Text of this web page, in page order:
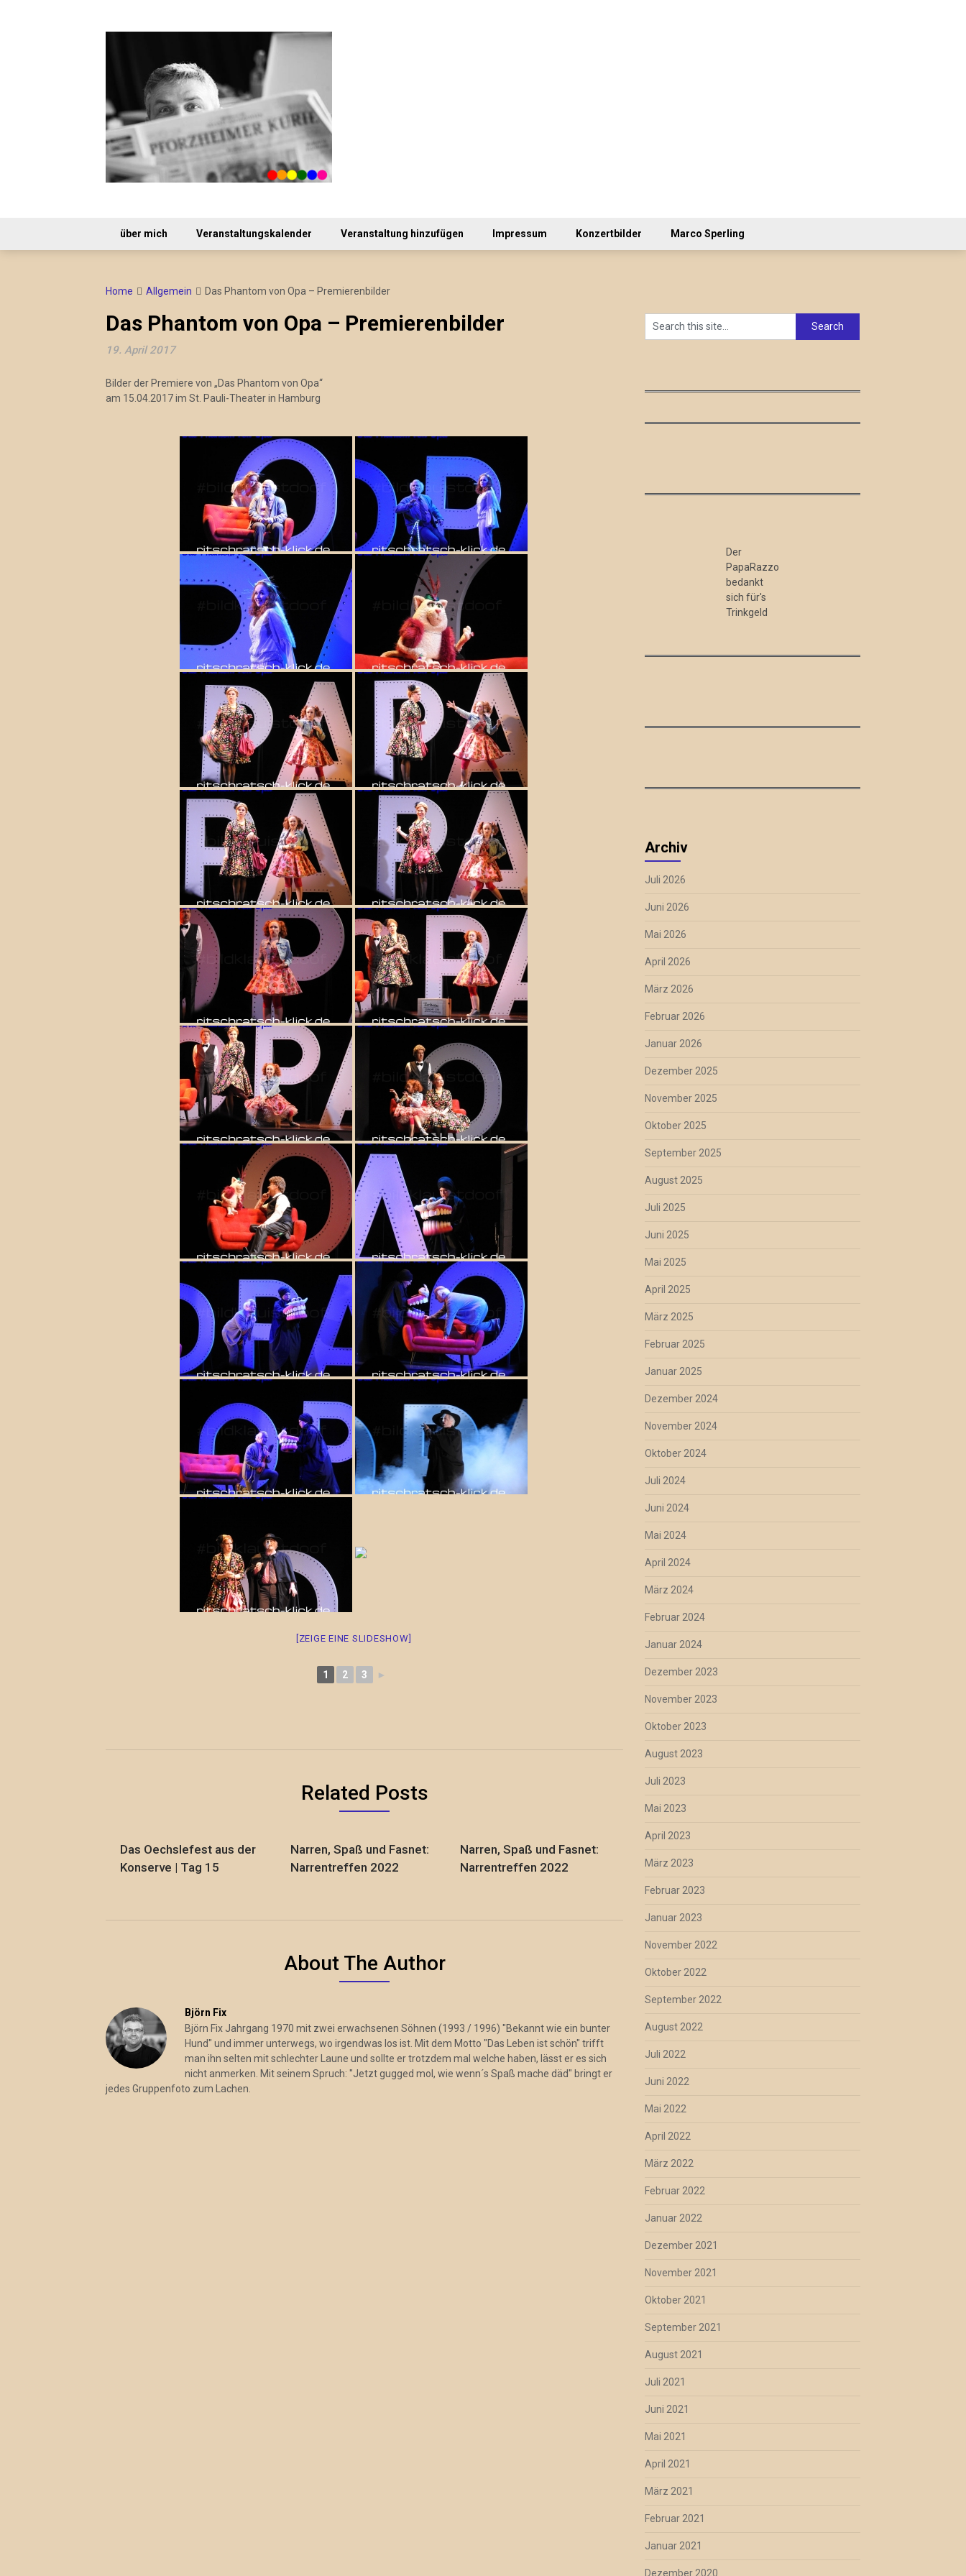
über mich Veranstaltungskalender Veranstaltung hinzufügen Impressum Konzertbilder Marco Sperling
Home Allgemein Das Phantom von Opa – Premierenbilder
Das Phantom von Opa – Premierenbilder
19. April 2017
Bilder der Premiere von „Das Phantom von Opa“
am 15.04.2017 im St. Pauli-Theater in Hamburg
[ZEIGE EINE SLIDESHOW]
1 2 3 ►
Related Posts
Das Oechslefest aus der
Konserve | Tag 15
Narren, Spaß und Fasnet:
Narrentreffen 2022
Narren, Spaß und Fasnet:
Narrentreffen 2022
About The Author
Björn Fix
Björn Fix Jahrgang 1970 mit zwei erwachsenen Söhnen (1993 / 1996) "Bekannt wie ein bunter
Hund" und immer unterwegs, wo irgendwas los ist. Mit dem Motto "Das Leben ist schön" trifft
man ihn selten mit schlechter Laune und sollte er trotzdem mal welche haben, lässt er es sich
nicht anmerken. Mit seinem Spruch: "Jetzt gugged mol, wie wenn´s Spaß mache däd" bringt er
jedes Gruppenfoto zum Lachen.
Der
PapaRazzo
bedankt
sich für's
Trinkgeld
Archiv
Juli 2026
Juni 2026
Mai 2026
April 2026
März 2026
Februar 2026
Januar 2026
Dezember 2025
November 2025
Oktober 2025
September 2025
August 2025
Juli 2025
Juni 2025
Mai 2025
April 2025
März 2025
Februar 2025
Januar 2025
Dezember 2024
November 2024
Oktober 2024
Juli 2024
Juni 2024
Mai 2024
April 2024
März 2024
Februar 2024
Januar 2024
Dezember 2023
November 2023
Oktober 2023
August 2023
Juli 2023
Mai 2023
April 2023
März 2023
Februar 2023
Januar 2023
November 2022
Oktober 2022
September 2022
August 2022
Juli 2022
Juni 2022
Mai 2022
April 2022
März 2022
Februar 2022
Januar 2022
Dezember 2021
November 2021
Oktober 2021
September 2021
August 2021
Juli 2021
Juni 2021
Mai 2021
April 2021
März 2021
Februar 2021
Januar 2021
Dezember 2020